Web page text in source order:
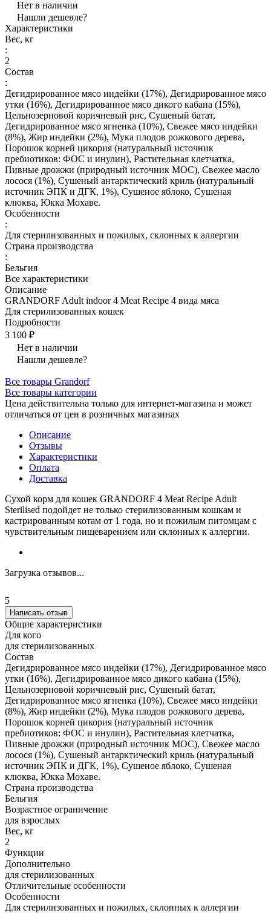
Нет в наличии
Нашли дешевле?
Характеристики
Вес, кг
:
2
Состав
:
Дегидрированное мясо индейки (17%), Дегидрированное мясо
утки (16%), Дегидрированное мясо дикого кабана (15%),
Цельнозерновой коричневый рис, Сушеный батат,
Дегидрированное мясо ягненка (10%), Свежее мясо индейки
(8%), Жир индейки (2%), Мука плодов рожкового дерева,
Порошок корней цикория (натуральный источник
пребиотиков: ФОС и инулин), Растительная клетчатка,
Пивные дрожжи (природный источник МОС), Свежее масло
лосося (1%), Сушеный антарктический криль (натуральный
источник ЭПК и ДГК, 1%), Сушеное яблоко, Сушеная
клюква, Юкка Мохаве.
Особенности
:
Для стерилизованных и пожилых, склонных к аллергии
Страна производства
:
Бельгия
Все характеристики
Описание
GRANDORF Adult indoor 4 Meat Recipe 4 вида мяса
Для стерилизованных кошек
Подробности
3 100 ₽
Нет в наличии
Нашли дешевле?
Все товары Grandorf
Все товары категории
Цена действительна только для интернет-магазина и может
отличаться от цен в розничных магазинах
Описание
Отзывы
Характеристики
Оплата
Доставка
Сухой корм для кошек GRANDORF 4 Meat Recipe Adult
Sterilised подойдет не только стерилизованным кошкам и
кастрированным котам от 1 года, но и пожилым питомцам с
чувствительным пищеварением или склонных к аллергии.
Загрузка отзывов...
5
Написать отзыв
Общие характеристики
Для кого
для стерилизованных
Состав
Дегидрированное мясо индейки (17%), Дегидрированное мясо
утки (16%), Дегидрированное мясо дикого кабана (15%),
Цельнозерновой коричневый рис, Сушеный батат,
Дегидрированное мясо ягненка (10%), Свежее мясо индейки
(8%), Жир индейки (2%), Мука плодов рожкового дерева,
Порошок корней цикория (натуральный источник
пребиотиков: ФОС и инулин), Растительная клетчатка,
Пивные дрожжи (природный источник МОС), Свежее масло
лосося (1%), Сушеный антарктический криль (натуральный
источник ЭПК и ДГК, 1%), Сушеное яблоко, Сушеная
клюква, Юкка Мохаве.
Страна производства
Бельгия
Возрастное ограничение
для взрослых
Вес, кг
2
Функции
Дополнительно
для стерилизованных
Отличительные особенности
Особенности
Для стерилизованных и пожилых, склонных к аллергии